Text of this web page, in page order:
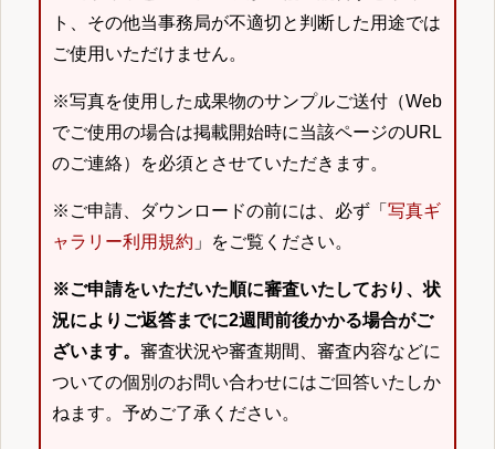
ト、その他当事務局が不適切と判断した用途では
ご使用いただけません。
※写真を使用した成果物のサンプルご送付（Web
でご使用の場合は掲載開始時に当該ページのURL
のご連絡）を必須とさせていただきます。
※ご申請、ダウンロードの前には、必ず「 写真ギ
ャラリー利用規約 」をご覧ください。
※ご申請をいただいた順に審査いたしており、状
況によりご返答までに2週間前後かかる場合がご
ざいます。 審査状況や審査期間、審査内容などに
ついての個別のお問い合わせにはご回答いたしか
ねます。予めご了承ください。